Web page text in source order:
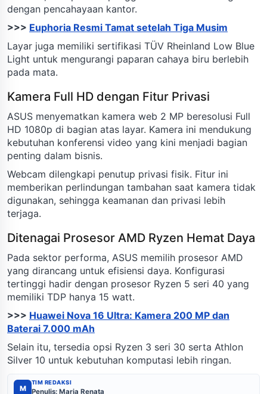
dengan pencahayaan kantor.
>>> Euphoria Resmi Tamat setelah Tiga Musim
Layar juga memiliki sertifikasi TÜV Rheinland Low Blue
Light untuk mengurangi paparan cahaya biru berlebih
pada mata.
Kamera Full HD dengan Fitur Privasi
ASUS menyematkan kamera web 2 MP beresolusi Full
HD 1080p di bagian atas layar. Kamera ini mendukung
kebutuhan konferensi video yang kini menjadi bagian
penting dalam bisnis.
Webcam dilengkapi penutup privasi fisik. Fitur ini
memberikan perlindungan tambahan saat kamera tidak
digunakan, sehingga keamanan dan privasi lebih
terjaga.
Ditenagai Prosesor AMD Ryzen Hemat Daya
Pada sektor performa, ASUS memilih prosesor AMD
yang dirancang untuk efisiensi daya. Konfigurasi
tertinggi hadir dengan prosesor Ryzen 5 seri 40 yang
memiliki TDP hanya 15 watt.
>>> Huawei Nova 16 Ultra: Kamera 200 MP dan
Baterai 7.000 mAh
Selain itu, tersedia opsi Ryzen 3 seri 30 serta Athlon
Silver 10 untuk kebutuhan komputasi lebih ringan.
M
TIM REDAKSI
Penulis: Maria Renata